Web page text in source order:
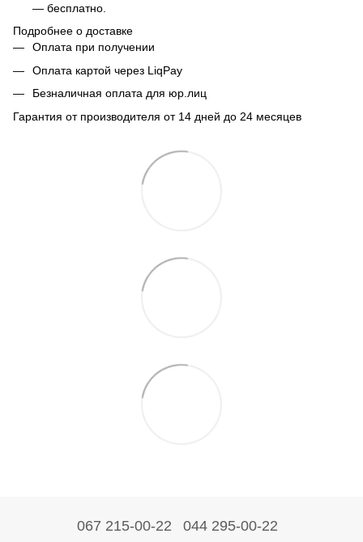
— бесплатно.
Подробнее о доставке
Оплата при получении
Оплата картой через LiqPay
Безналичная оплата для юр.лиц
Гарантия от производителя от 14 дней до 24 месяцев
067 215-00-22 044 295-00-22